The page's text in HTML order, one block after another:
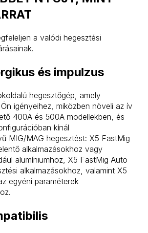
a valódi hegesztési
és impulzus
hegesztőgép, amely
igényeihez, miközben növeli az ív
400A és 500A modellekben, és
kínál
MIG/MAG hegesztést: X5 FastMig
alkalmazásokhoz vagy
alumíniumhoz, X5 FastMig Auto
alkalmazásokhoz, valamint X5
egyéni paraméterek